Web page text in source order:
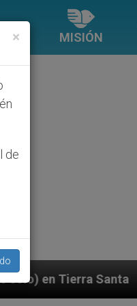
MISIÓN
Sacerdotes
×
de